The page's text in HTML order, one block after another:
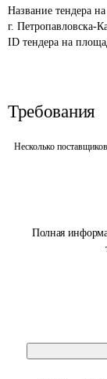
Полная
Название тендера
г. Петропавловска-
ID тендера на
Требования
Несколько поставщиков